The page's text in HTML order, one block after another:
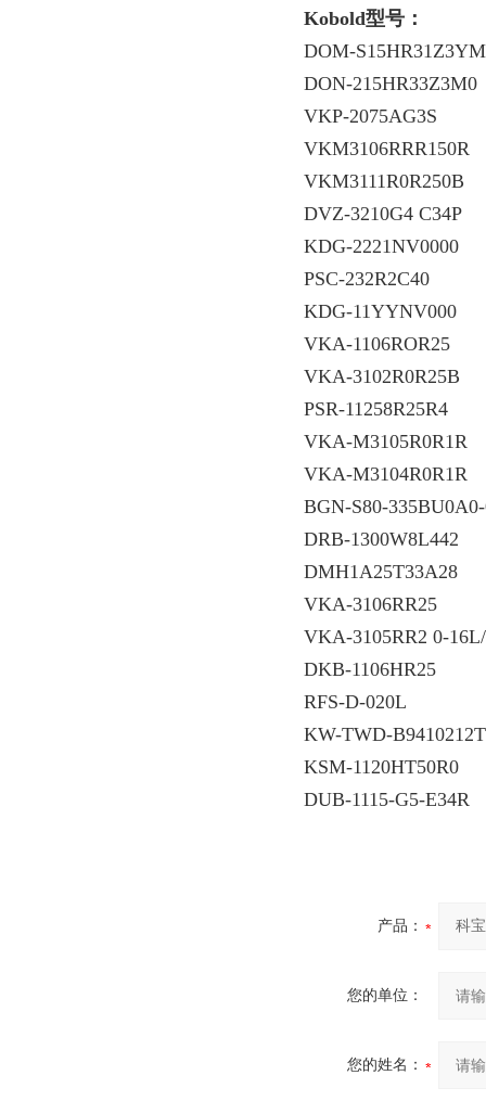
Kobold型号：
DOM-S15HR31Z3YM
DON-215HR33Z3M0
VKP-2075AG3S
VKM3106RRR150R
VKM3111R0R250B
DVZ-3210G4 C34P
KDG-2221NV0000
PSC-232R2C40
KDG-11YYNV000
VKA-1106ROR25
VKA-3102R0R25B
PSR-11258R25R4
VKA-M3105R0R1R
VKA-M3104R0R1R
BGN-S80-
DRB-1300W8L442
DMH1A25T33A28
VKA-3106RR25
VKA-3105RR2 0-
DKB-1106HR25
RFS-D-020L
KW-TWD-B9410212T
KSM-1120HT50R0
DUB-1115-G5-E34R
产品：
您的单位：
您的姓名：